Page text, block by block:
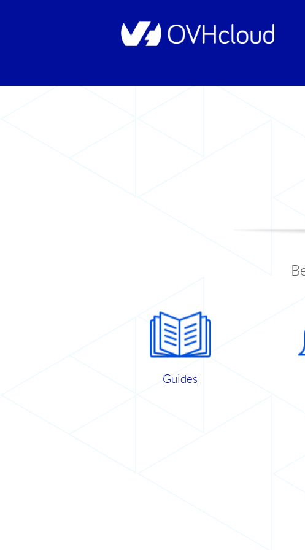
Guides